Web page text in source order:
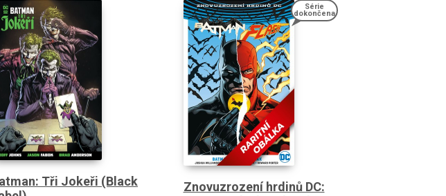
Tři Jokeři (Black
Série
dokončena
Znovuzrození hrdinů DC: